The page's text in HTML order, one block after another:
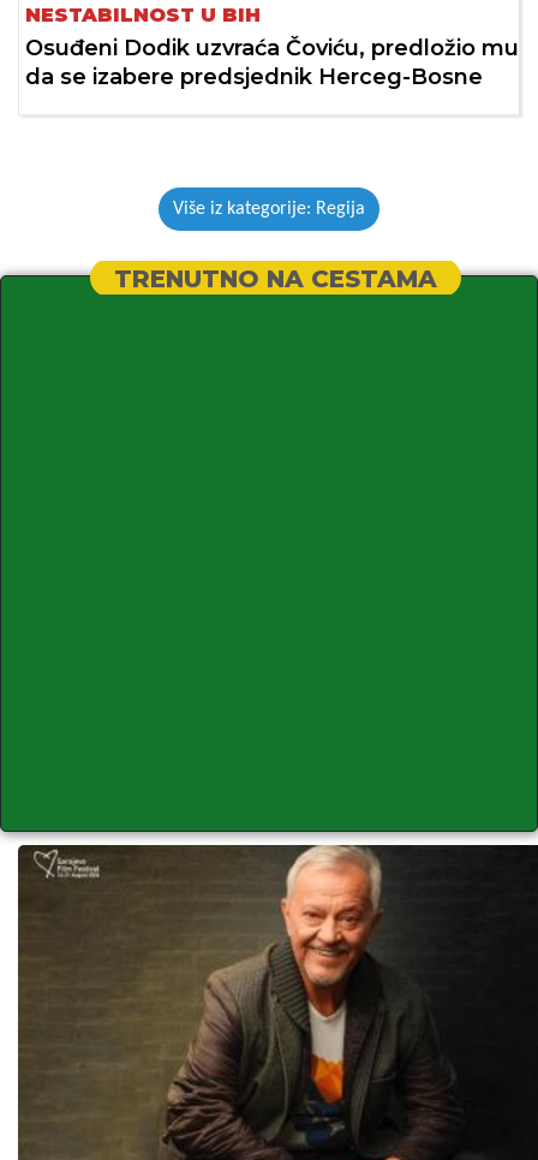
NESTABILNOST U BIH
Osuđeni Dodik uzvraća Čoviću, predložio mu
da se izabere predsjednik Herceg-Bosne
Više iz kategorije: Regija
TRENUTNO NA CESTAMA